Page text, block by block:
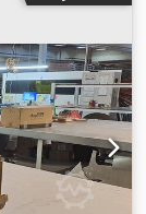
Ivefx Afnsck
Ağırlık: 635